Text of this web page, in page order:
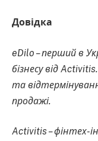
Довідка
eDilo – перший в
бізнесу від
та
продажі.
Activitis – фінтех-